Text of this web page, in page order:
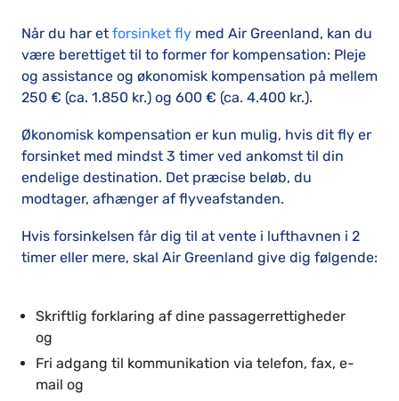
Når du har et forsinket fly med Air Greenland, kan du
være berettiget til to former for kompensation: Pleje
og assistance og økonomisk kompensation på mellem
250 € (ca. 1.850 kr.) og 600 € (ca. 4.400 kr.).
Økonomisk kompensation er kun mulig, hvis dit fly er
forsinket med mindst 3 timer ved ankomst til din
endelige destination. Det præcise beløb, du
modtager, afhænger af flyveafstanden.
Hvis forsinkelsen får dig til at vente i lufthavnen i 2
timer eller mere, skal Air Greenland give dig følgende:
Skriftlig forklaring af dine passagerrettigheder
og
Fri adgang til kommunikation via telefon, fax, e-
mail og